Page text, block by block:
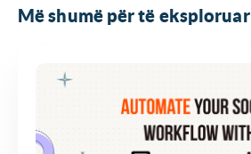
Më shumë për të eksploruar